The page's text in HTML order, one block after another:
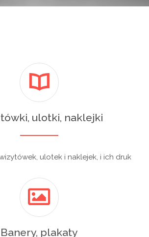
ulotki, naklejki
ulotek i naklejek, i ich druk
Banery, plakaty